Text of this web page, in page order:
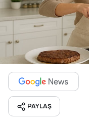
PAYLAŞ